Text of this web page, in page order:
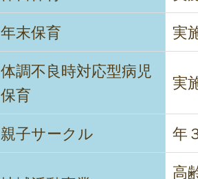
年末保育 実
体調不良時対応型病児
保育
実
親子サークル 年
高